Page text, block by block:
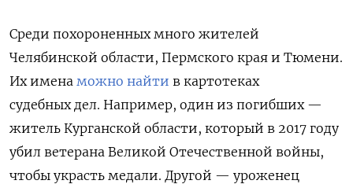
Среди похороненных много жителей
Челябинской области, Пермского края и Тюмени.
Их имена можно найти в картотеках
судебных дел. Например, один из погибших —
житель Курганской области, который в 2017 году
убил ветерана Великой Отечественной войны,
чтобы украсть медали. Другой — уроженец